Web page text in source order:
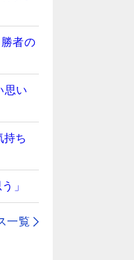
者の
思い
持ち
」
一覧